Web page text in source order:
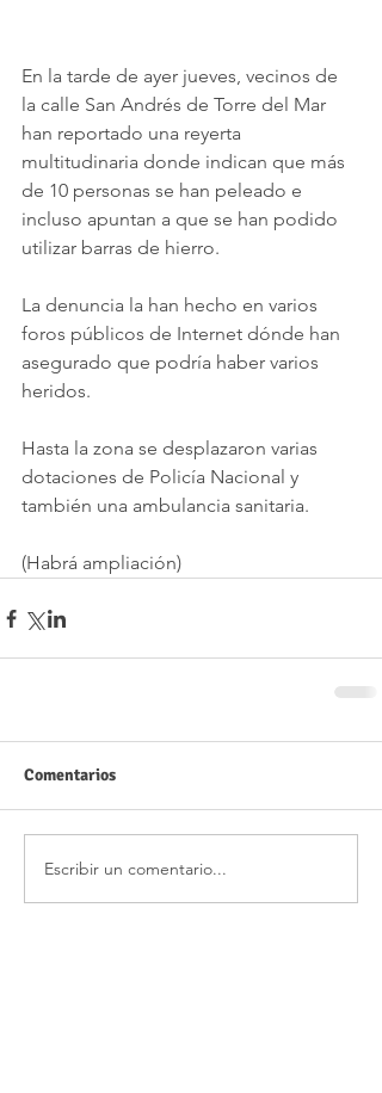
En la tarde de ayer jueves, vecinos de
la calle San Andrés de Torre del Mar
han reportado una reyerta
multitudinaria donde indican que más
de 10 personas se han peleado e
incluso apuntan a que se han podido
utilizar barras de hierro.
La denuncia la han hecho en varios
foros públicos de Internet dónde han
asegurado que podría haber varios
heridos.
Hasta la zona se desplazaron varias
dotaciones de Policía Nacional y
también una ambulancia sanitaria.
(Habrá ampliación)
Comentarios
Escribir un comentario...